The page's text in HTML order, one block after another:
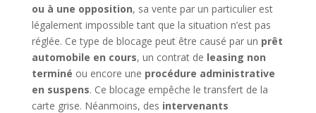
ou à une opposition, sa vente par un particulier est
légalement impossible tant que la situation n’est pas
réglée. Ce type de blocage peut être causé par un prêt
automobile en cours, un contrat de leasing non
terminé ou encore une procédure administrative
en suspens. Ce blocage empêche le transfert de la
carte grise. Néanmoins, des intervenants